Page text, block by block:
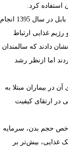
کرد.
(2017) پژوهشی با عنوان بررسی میزان خودکارآمدی در بیماران مبتلا به دیابت مراجعه‌کننده به مرکز بهداشتی درمانی بابل در سال 1395 انجام
غذایی ارتباط
سالمندان
اما ازنظر رشد
در بیماران مبتلا به
روان‌شناختی در ارتقای کیفیت
شاخص حجم بدن، سرمایه
غذایی، بیش‌تر بر